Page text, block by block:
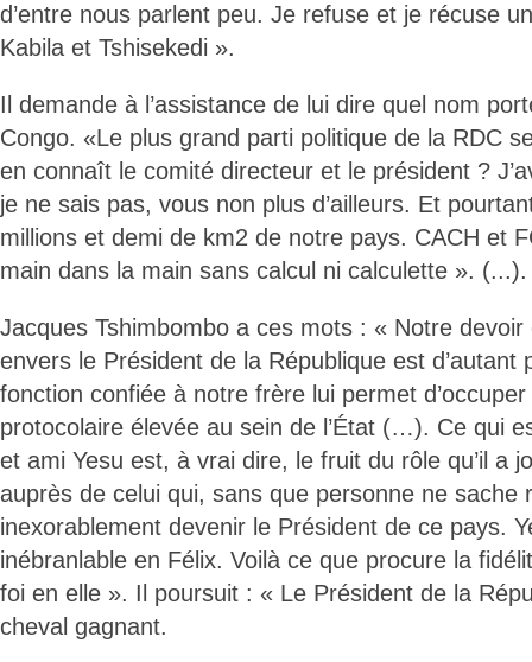
d’entre nous parlent peu. Je refuse et je récuse
Kabila et Tshisekedi ».
Il demande à l’assistance de lui dire quel nom
Congo. «Le plus grand parti politique de la RDC
en connaît le comité directeur et le président ?
je ne sais pas, vous non plus d’ailleurs. Et
millions et demi de km2 de notre pays. CACH et
main dans la main sans calcul ni calculette ». (...).
Jacques Tshimbombo a ces mots : « Notre
envers le Président de la République est d’autant
fonction confiée à notre frère lui permet
protocolaire élevée au sein de l’État (…). Ce qui
et ami Yesu est, à vrai dire, le fruit du rôle qu’il a
auprès de celui qui, sans que personne ne sache
inexorablement devenir le Président de ce pays.
inébranlable en Félix. Voilà ce que procure la
foi en elle ». Il poursuit : « Le Président de la
cheval gagnant.